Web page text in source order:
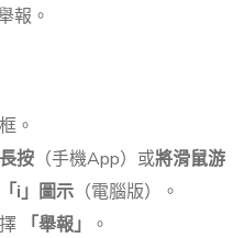
報。
。
長按 （手機App）或將滑鼠游
i」圖示 （電腦版）。
「舉報」
。